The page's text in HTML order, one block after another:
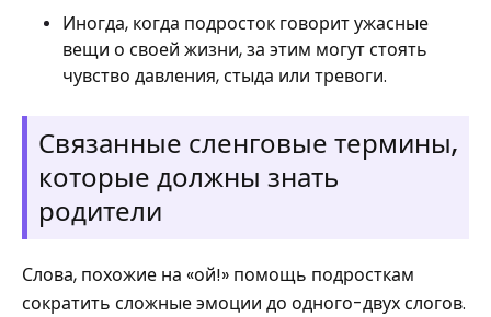
Иногда, когда подросток говорит ужасные
вещи о своей жизни, за этим могут стоять
чувство давления, стыда или тревоги.
Связанные сленговые термины,
которые должны знать
родители
Слова, похожие на «ой!» помощь подросткам
сократить сложные эмоции до одного-двух слогов.